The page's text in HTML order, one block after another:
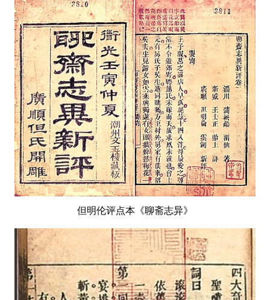
但明伦评点本《聊斋志异》